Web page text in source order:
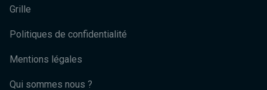
Grille
Politiques de confidentialité
Mentions légales
Qui sommes nous ?